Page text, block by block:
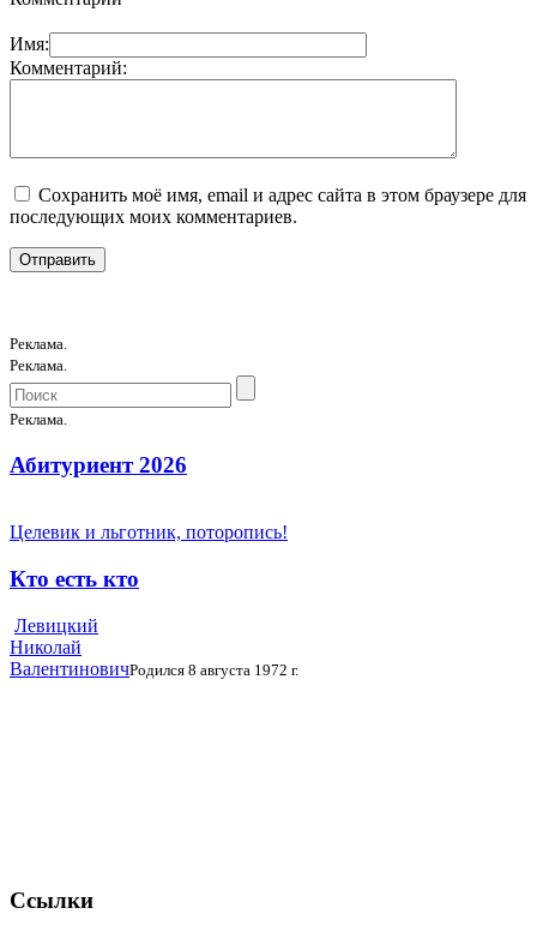
Имя:
Комментарий:
Сохранить моё имя, email и адрес сайта в этом браузере для
последующих моих комментариев.
Реклама.
Реклама.
Реклама.
Абитуриент 2026
Целевик и льготник, поторопись!
Кто есть кто
Левицкий
Николай
ВалентиновичРодился 8 августа 1972 г.
Ссылки